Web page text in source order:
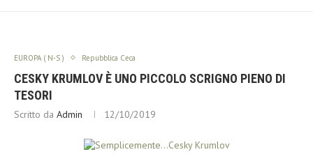
EUROPA ( N-S ) Repubblica Ceca
CESKY KRUMLOV È UNO PICCOLO SCRIGNO PIENO DI
TESORI
Scritto da Admin 12/10/2019